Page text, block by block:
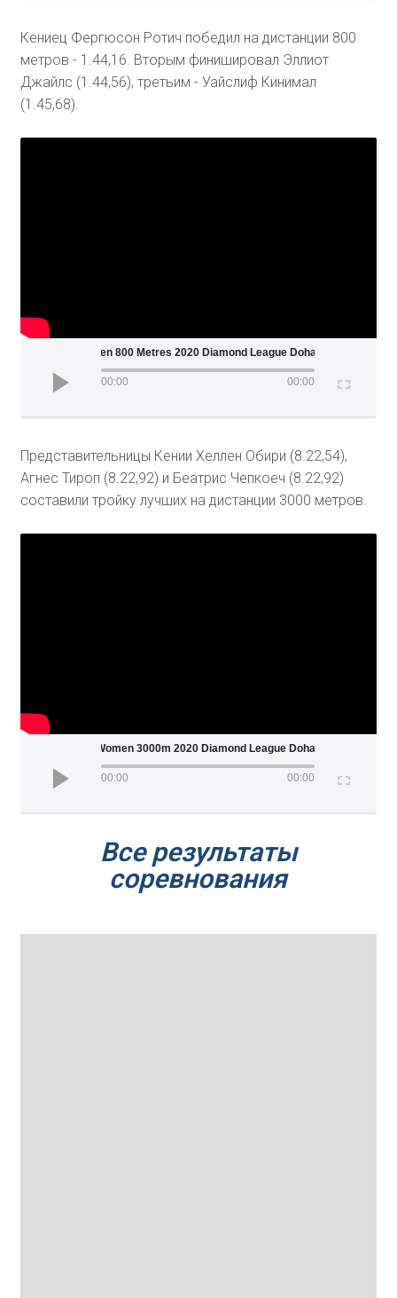
Кениец Фергюсон Ротич победил на дистанции 800
метров - 1.44,16. Вторым финишировал Эллиот
Джайлс (1.44,56), третьим - Уайслиф Кинимал
(1.45,68).
Men 800 Metres 2020 Diamond League Doha
00:00 00:00
Представительницы Кении Хеллен Обири (8.22,54),
Агнес Тироп (8.22,92) и Беатрис Чепкоеч (8.22,92)
составили тройку лучших на дистанции 3000 метров.
Women 3000m 2020 Diamond League Doha
00:00 00:00
Все результаты
соревнования